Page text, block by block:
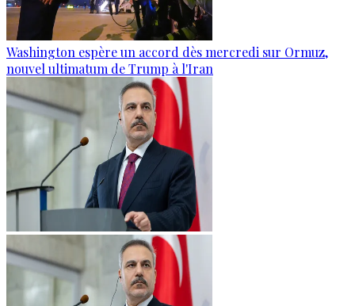
Washington espère un accord dès mercredi sur Ormuz,
nouvel ultimatum de Trump à l'Iran